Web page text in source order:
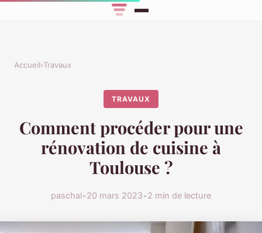
Accueil›Travaux
TRAVAUX
Comment procéder pour une
rénovation de cuisine à
Toulouse ?
paschal•20 mars 2023•2 min de lecture